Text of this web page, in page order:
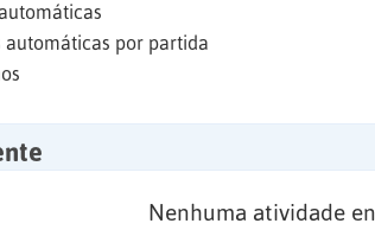
automáticas por partida
Nenhuma atividade